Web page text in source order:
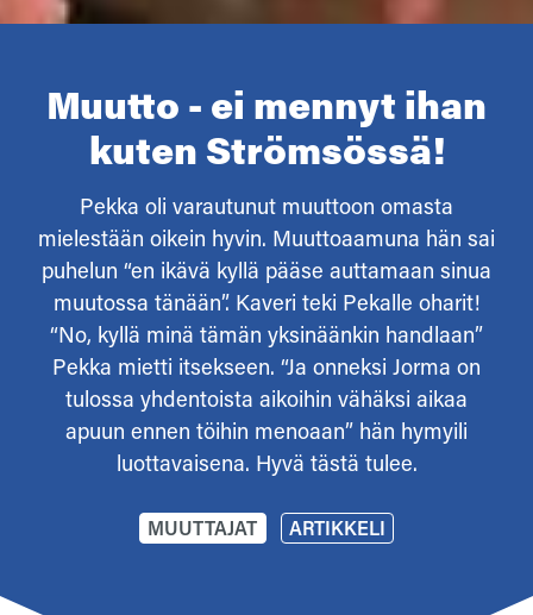
Muutto - ei mennyt ihan
kuten Strömsössä!
Pekka oli varautunut muuttoon omasta
mielestään oikein hyvin. Muuttoaamuna hän sai
puhelun “en ikävä kyllä pääse auttamaan sinua
muutossa tänään”. Kaveri teki Pekalle oharit!
“No, kyllä minä tämän yksinäänkin handlaan”
Pekka mietti itsekseen. “Ja onneksi Jorma on
tulossa yhdentoista aikoihin vähäksi aikaa
apuun ennen töihin menoaan” hän hymyili
luottavaisena. Hyvä tästä tulee.
MUUTTAJAT ARTIKKELI